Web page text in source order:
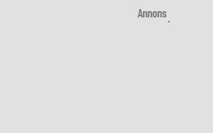
Annons